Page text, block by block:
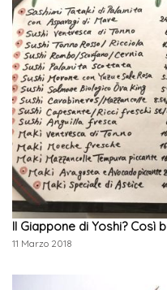
Il Giappone di Yoshi? Così
11 Marzo 2018